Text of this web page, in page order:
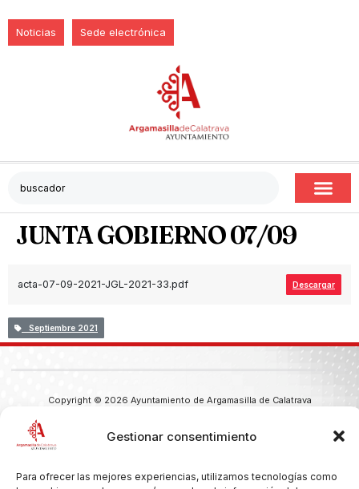
Gestionar consentimiento
Para ofrecer las mejores experiencias, utilizamos tecnologías como
Noticias Sede electrónica
JUNTA GOBIERNO 07/09
acta-07-09-2021-JGL-2021-33.pdf Descargar
Septiembre 2021
Copyright © 2026 Ayuntamiento de Argamasilla de Calatrava